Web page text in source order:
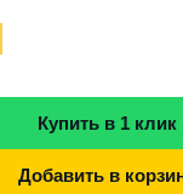
Купить в 1 клик
Добавить в